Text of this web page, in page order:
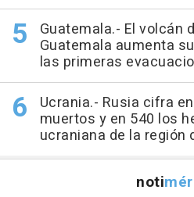
Guatemala.- El volcán
Guatemala aumenta
las primeras
Ucrania.- Rusia cifra
muertos y en 540 los
ucraniana de la región
noti